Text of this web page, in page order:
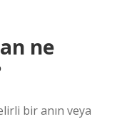
ne
bir anın veya